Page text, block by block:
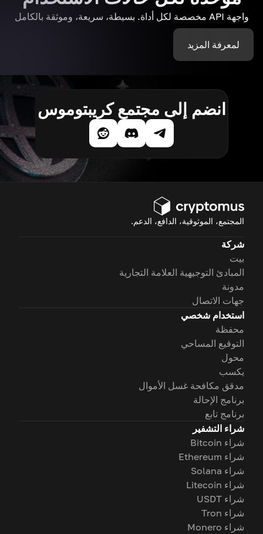
واجهة API مخصصة لكل أداة. بسيطة، سريعة، وموثقة بالكامل
لمعرفة المزيد
انضم إلى مجتمع كريبتوموس
المجتمع، الموثوقية، الدافع، الدعم.
شركة
بيت
المبادئ التوجيهية العلامة التجارية
مدونة
جهات الاتصال
استخدام شخصي
محفظة
التوقيع المساحي
محول
يكسب
مدقق مكافحة غسل الأموال
برنامج الإحالة
برنامج تابع
شراء التشفير
شراء Bitcoin
شراء Ethereum
شراء Solana
شراء Litecoin
شراء USDT
شراء Tron
شراء Monero